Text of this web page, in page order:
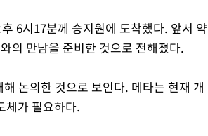
6시17분께 승지원에 도착했다. 앞서 약
의 만남을 준비한 것으로 전해졌다.
논의한 것으로 보인다. 메타는 현재 개
체가 필요하다.